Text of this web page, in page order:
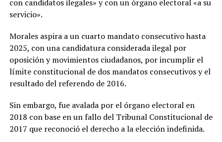
con candidatos ilegales» y con un órgano electoral «a su
servicio».
Morales aspira a un cuarto mandato consecutivo hasta
2025, con una candidatura considerada ilegal por
oposición y movimientos ciudadanos, por incumplir el
límite constitucional de dos mandatos consecutivos y el
resultado del referendo de 2016.
Sin embargo, fue avalada por el órgano electoral en
2018 con base en un fallo del Tribunal Constitucional de
2017 que reconoció el derecho a la elección indefinida.